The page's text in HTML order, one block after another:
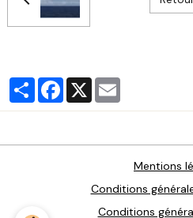
PartagerFacebook
X
Mentions
Conditions
Conditions